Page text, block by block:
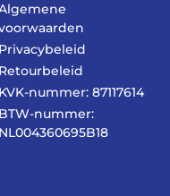
Privacybeleid
Retourbeleid
KVK-nummer: 87117614
BTW-nummer:
NL004360695B18